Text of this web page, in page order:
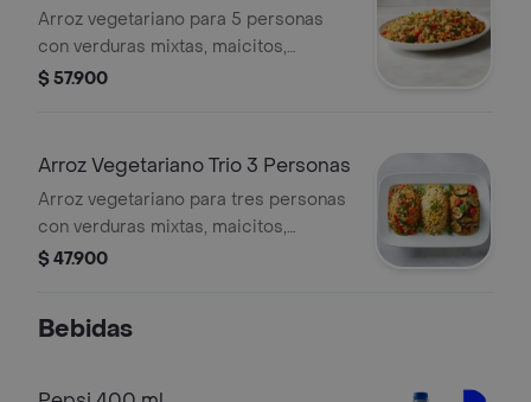
Personas
Arroz vegetariano para 5 personas
con verduras mixtas, maicitos,
brócoli, zanahoria y pimentón.
$ 57.900
Arroz Vegetariano Trio 3 Personas
Arroz vegetariano para tres personas
con verduras mixtas, maicitos,
zanahorias, brócoli, calabacín y
$ 47.900
Bebidas